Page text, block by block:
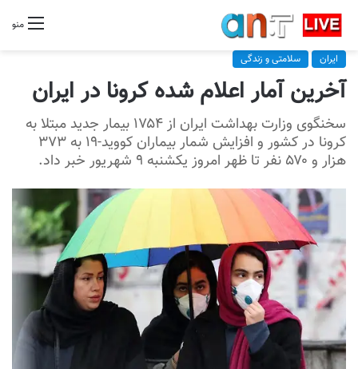
منو
ایران سلامتی و زندگی
آخرین آمار اعلام شده کرونا در ایران
سخنگوی وزارت بهداشت ایران از ۱۷۵۴ بیمار جدید مبتلا به
کرونا در کشور و افزایش شمار بیماران کووید-۱۹ به ۳۷۳
هزار و ۵۷۰ نفر تا ظهر امروز یکشنبه ۹ شهریور خبر داد.